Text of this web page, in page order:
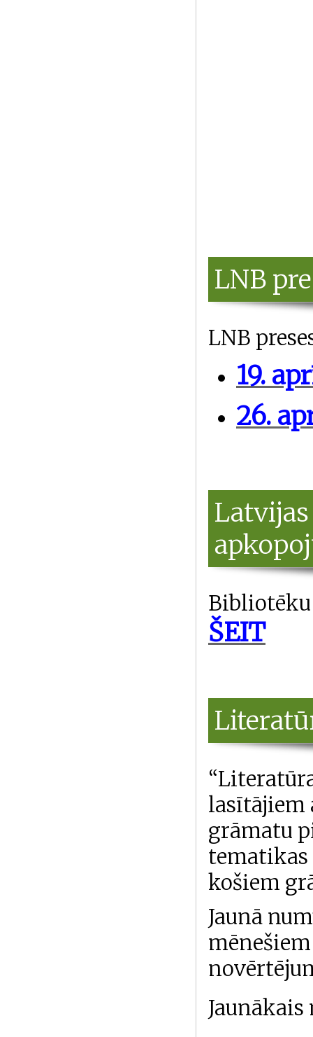
LNB
LNB
19.
26.
ŠEIT
lasītājiem
grāmatu
košiem
Jaunā